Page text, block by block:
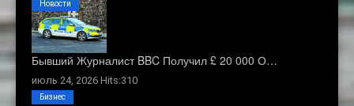
Бывший Журналист BBC Получил £ 20 000 О…
июль 24, 2026 Hits:310
Новости
Бизнес